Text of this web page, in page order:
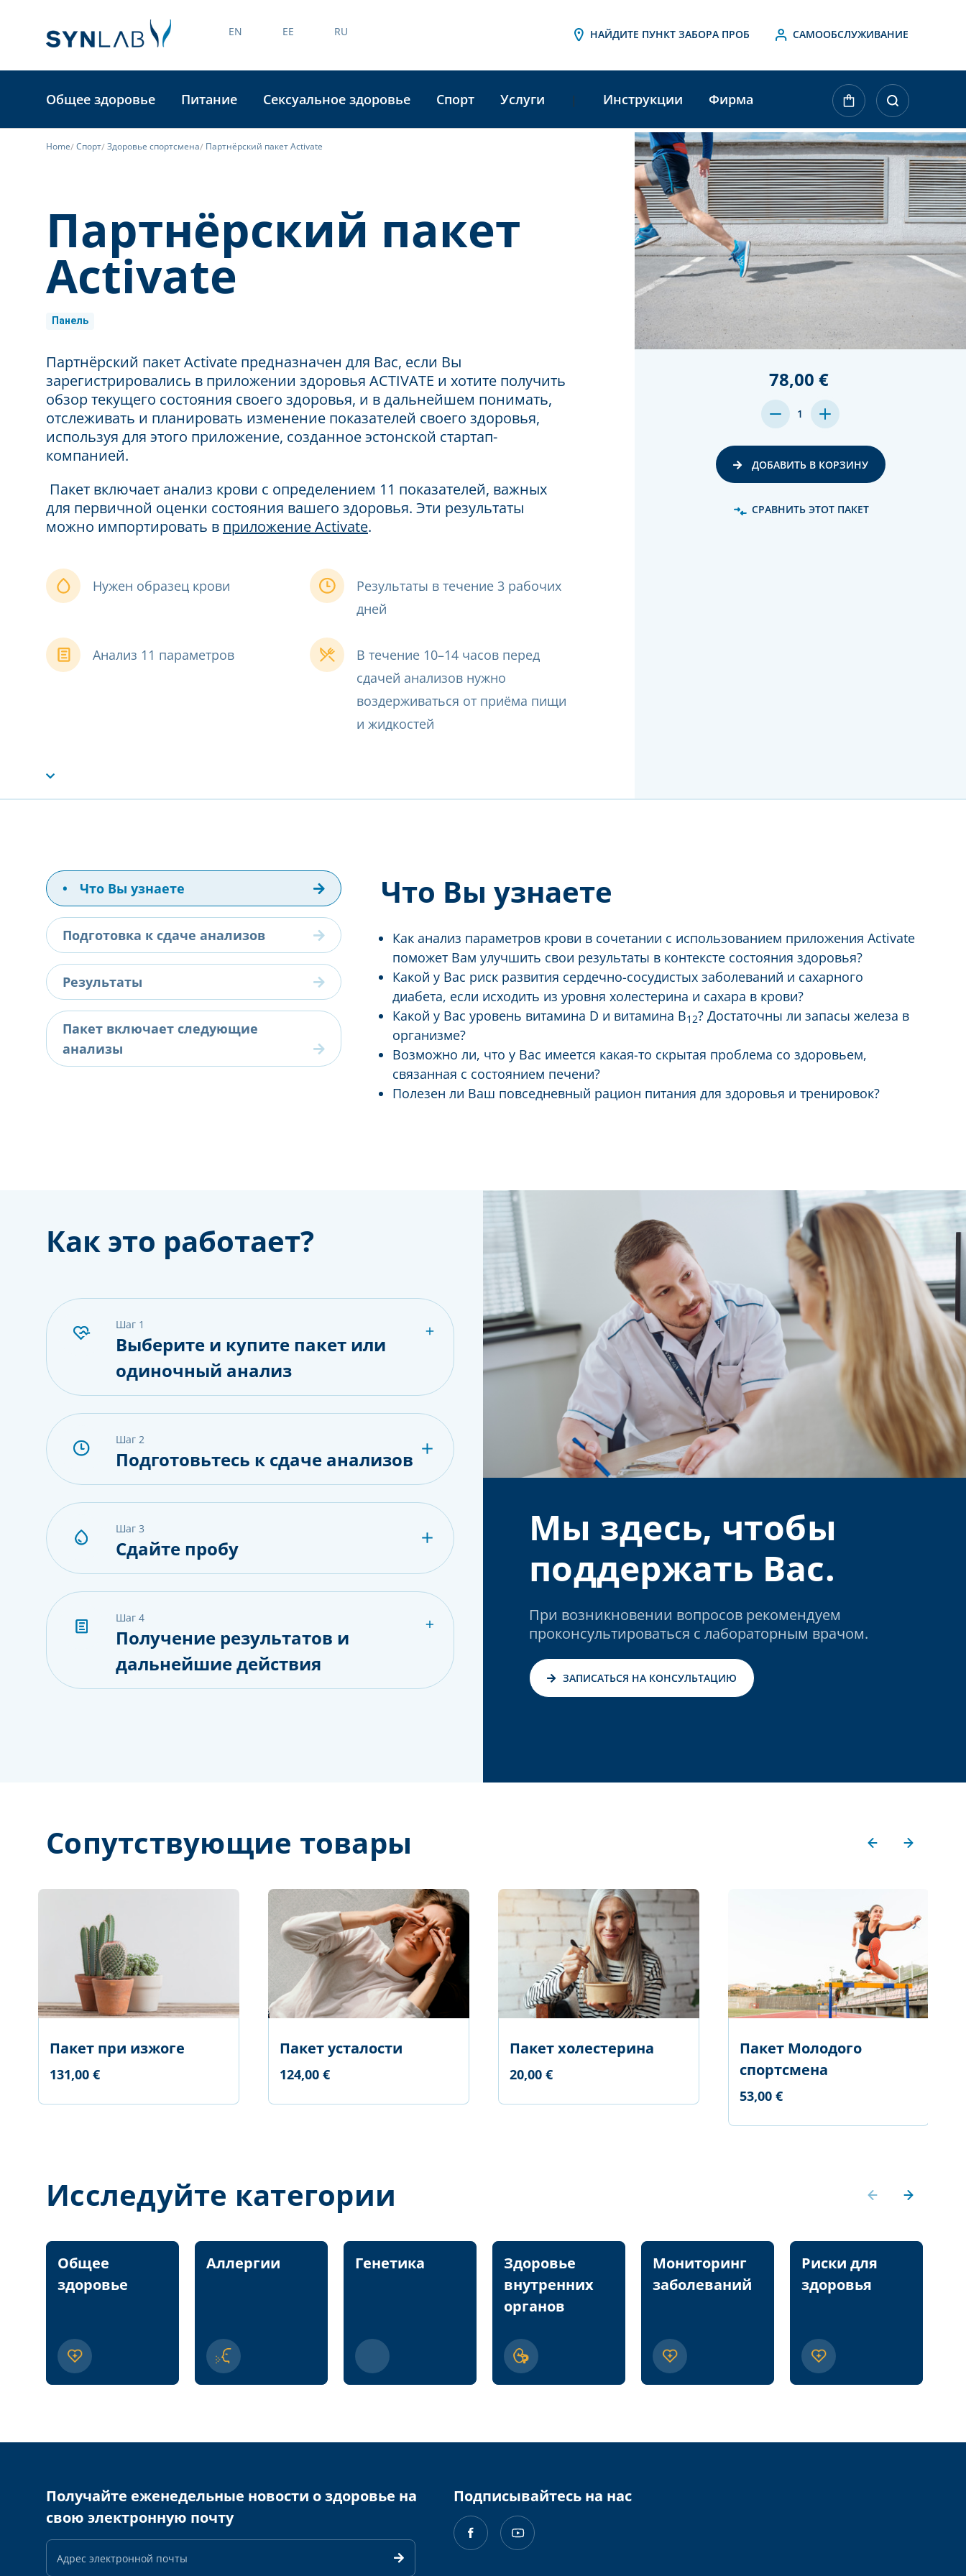
EN EE RU НАЙДИТЕ ПУНКТ ЗАБОРА ПРОБ САМООБСЛУЖИВАНИЕ
Общее здоровье Питание Сексуальное здоровье Спорт Услуги | Инструкции Фирма
Home Спорт Здоровье спортсмена Партнёрский пакет Activate
Партнёрский пакет
Activate
Панель
Партнёрский пакет Activate предназначен для Вас, если Вы
зарегистрировались в приложении здоровья ACTIVATE и хотите получить
обзор текущего состояния своего здоровья, и в дальнейшем понимать,
отслеживать и планировать изменение показателей своего здоровья,
используя для этого приложение, созданное эстонской стартап-
компанией.
Пакет включает анализ крови с определением 11 показателей, важных
для первичной оценки состояния вашего здоровья. Эти результаты
можно импортировать в приложение Activate.
Нужен образец крови
Результаты в течение 3 рабочих
дней
Анализ 11 параметров
В течение 10–14 часов перед
сдачей анализов нужно
воздерживаться от приёма пищи
и жидкостей
Aktueller
Lagerbestand:
78,00 €
MENGE
VON
UNDEFINED
1
MENGE
VON
UNDEFINED
ДОБАВИТЬ В КОРЗИНУ
СРАВНИТЬ ЭТОТ ПАКЕТ
• Что Вы узнаете
Подготовка к сдаче анализов
Результаты
Пакет включает следующие
анализы
Что Вы узнаете
Как анализ параметров крови в сочетании с использованием приложения Activate
поможет Вам улучшить свои результаты в контексте состояния здоровья?
Какой у Вас риск развития сердечно-сосудистых заболеваний и сахарного
диабета, если исходить из уровня холестерина и сахара в крови?
Какой у Вас уровень витамина D и витамина B12? Достаточны ли запасы железа в
организме?
Возможно ли, что у Вас имеется какая-то скрытая проблема со здоровьем,
связанная с состоянием печени?
Полезен ли Ваш повседневный рацион питания для здоровья и тренировок?
Как это работает?
шаг 1
Выберите и купите пакет или
одиночный анализ
шаг 2
Подготовьтесь к сдаче анализов
шаг 3
Сдайте пробу
шаг 4
Получение результатов и
дальнейшие действия
Мы здесь, чтобы
поддержать Вас.
При возникновении вопросов рекомендуем
проконсультироваться с лабораторным врачом.
ЗАПИСАТЬСЯ НА КОНСУЛЬТАЦИЮ
Сопутствующие товары
Пакет при изжоге
131,00 €
Пакет усталости
124,00 €
Пакет холестерина
20,00 €
Пакет Молодого
спортсмена
53,00 €
Исследуйте категории
Общее
здоровье
Аллергии Генетика
Здоровье
внутренних
органов
Мониторинг
заболеваний
Риски для
здоровья
Получайте еженедельные новости о здоровье на
свою электронную почту
Адрес
почты
Подписывайтесь на нас